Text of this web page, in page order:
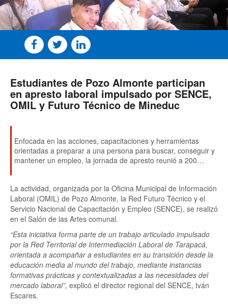
Estudiantes de Pozo Almonte participan
en apresto laboral impulsado por SENCE,
OMIL y Futuro Técnico de Mineduc
Enfocada en las acciones, capacitaciones y herramientas
orientadas a preparar a una persona para buscar, conseguir y
mantener un empleo, la jornada de apresto reunió a 200
La actividad, organizada por la Oficina Municipal de Información
Laboral (OMIL) de Pozo Almonte, la Red Futuro Técnico y el
Servicio Nacional de Capacitación y Empleo (SENCE), se realizó
en el Salón de las Artes comunal.
“Esta iniciativa forma parte de un trabajo articulado impulsado
por la Red Territorial de Intermediación Laboral de Tarapacá,
orientada a acompañar a estudiantes en su transición desde la
educación media al mundo del trabajo, mediante instancias
formativas prácticas y contextualizadas a las necesidades del
mercado laboral”, explicó el director regional del SENCE, Iván
Escares.